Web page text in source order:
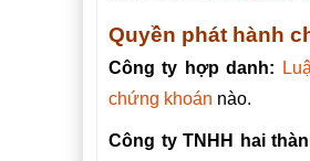
Quyền phát hành
Công ty hợp danh:
chứng khoán nào.
Công ty TNHH hai